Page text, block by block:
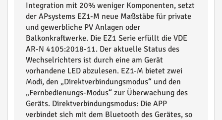
Integration mit 20% weniger Komponenten, setzt
der APsystems EZ1-M neue Maßstäbe für private
und gewerbliche PV Anlagen oder
Balkonkraftwerke. Die EZ1 Serie erfüllt die VDE
AR-N 4105:2018-11. Der aktuelle Status des
Wechselrichters ist durch eine am Gerät
vorhandene LED abzulesen. EZ1-M bietet zwei
Modi, den „Direktverbindungsmodus“ und den
„Fernbedienungs-Modus“ zur Überwachung des
Geräts. Direktverbindungsmodus: Die APP
verbindet sich mit dem Bluetooth des Gerätes, so